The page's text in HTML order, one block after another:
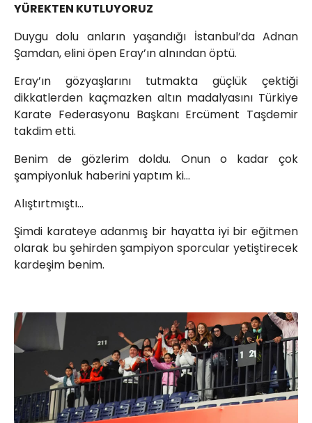
YÜREKTEN KUTLUYORUZ
Duygu dolu anların yaşandığı İstanbul’da Adnan
Şamdan, elini öpen Eray’ın alnından öptü.
Eray’ın gözyaşlarını tutmakta güçlük çektiği
dikkatlerden kaçmazken altın madalyasını Türkiye
Karate Federasyonu Başkanı Ercüment Taşdemir
takdim etti.
Benim de gözlerim doldu. Onun o kadar çok
şampiyonluk haberini yaptım ki…
Alıştırtmıştı…
Şimdi karateye adanmış bir hayatta iyi bir eğitmen
olarak bu şehirden şampiyon sporcular yetiştirecek
kardeşim benim.